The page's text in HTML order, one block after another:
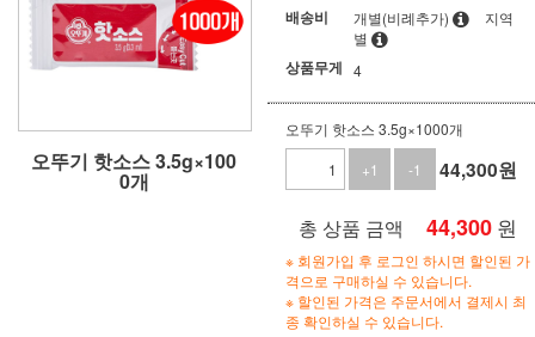
오뚜기 핫소스 3.5g×100
0개
배송비
개별(비례추가)
지역
별
상품무게 4
오뚜기 핫소스 3.5g×1000개
+1
-1 44,300원
총 상품 금액 44,300 원
※ 회원가입 후 로그인 하시면 할인된 가
격으로 구매하실 수 있습니다.
※ 할인된 가격은 주문서에서 결제시 최
종 확인하실 수 있습니다.